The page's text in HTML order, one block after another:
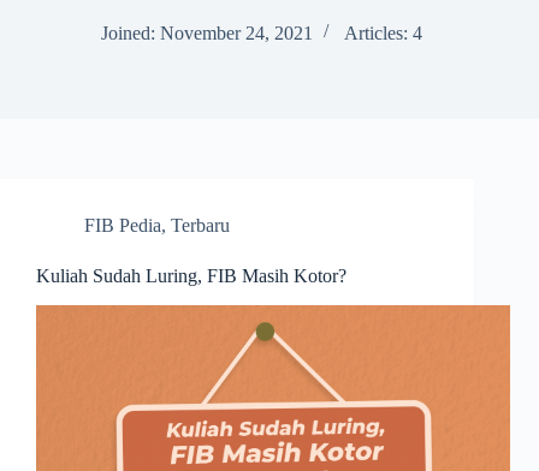
Joined: November 24, 2021 Articles: 4
FIB Pedia, Terbaru
Kuliah Sudah Luring, FIB Masih Kotor?